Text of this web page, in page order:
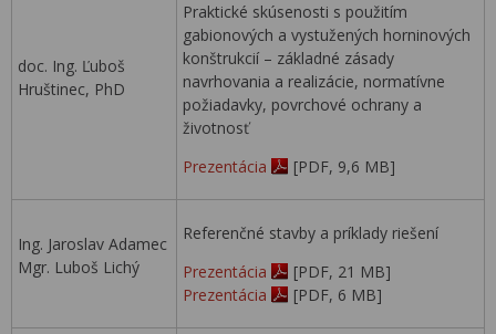
doc. Ing. Ľuboš
Hruštinec, PhD
Praktické skúsenosti s použitím
gabionových a vystužených horninových
konštrukcií – základné zásady
navrhovania a realizácie, normatívne
požiadavky, povrchové ochrany a
životnosť
Prezentácia
[PDF, 9,6 MB]
Ing. Jaroslav Adamec
Mgr. Luboš Lichý
Referenčné stavby a príklady riešení
Prezentácia
[PDF, 21 MB]
Prezentácia
[PDF, 6 MB]